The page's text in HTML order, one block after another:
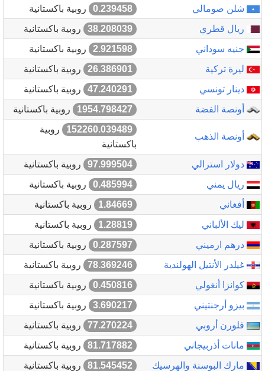
شلن صومالي
0.239458
روبية باكستانية
ريال قطري
38.208039
روبية باكستانية
جنيه سوداني
2.921598
روبية باكستانية
ليرة تركية
26.386901
روبية باكستانية
دينار تونسي
47.240291
روبية باكستانية
أونصة الفضة
1954.798427 روبية باكستانية
أونصة الذهب
152260.039489
روبية
باكستانية
دولار استرالي
97.999504
روبية باكستانية
ريال يمني
0.485994
روبية باكستانية
أفغاني
1.84669
روبية باكستانية
ليك الألباني
1.28819
روبية باكستانية
درهم ارميني
0.287597
روبية باكستانية
غيلدر الأنتيل الهولندية
78.369246
روبية باكستانية
كوانزا أنغولي
0.450816
روبية باكستانية
بيزو أرجنتيني
3.690217
روبية باكستانية
فلورن أروبي
77.270224
روبية باكستانية
مانات أذربيجاني
81.717882
روبية باكستانية
مارك البوسنة والهرسيك
81.545452
روبية باكستانية